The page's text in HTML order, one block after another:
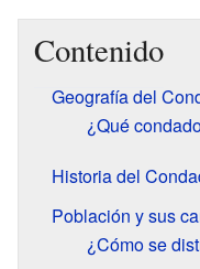
Contenido
Geografía del
¿Qué
Historia del
Población y sus
¿Cómo se